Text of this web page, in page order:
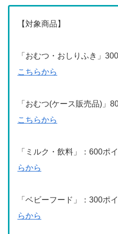
【対象商品】
「おむつ・おしりふき」
こちらから
「おむつ(ケース販売品)」
こちらから
「ミルク・飲料」：600ポ
らから
「ベビーフード」：300ポ
らから